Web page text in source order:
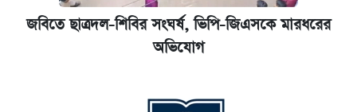
জবিতে ছাত্রদল-শিবির সংঘর্ষ, ভিপি-জিএসকে মারধরের
অভিযোগ